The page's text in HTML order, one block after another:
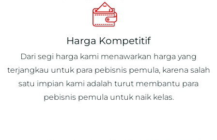
Harga Kompetitif
Dari segi harga kami menawarkan harga yang
terjangkau untuk para pebisnis pemula, karena salah
satu impian kami adalah turut membantu para
pebisnis pemula untuk naik kelas.